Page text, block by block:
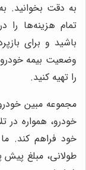
به دقت بخوانید.
تمام هزینه‌ها را
باشید و برای
وضعیت بیمه خودرو
را تهیه کنید.
مجموعه مبین
خودرو، همواره در
خود فراهم کند. ما
طولانی، مبلغ